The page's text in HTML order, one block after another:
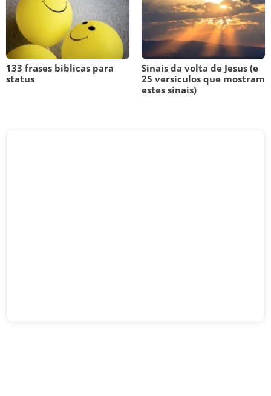
133 frases bíblicas para
status
Sinais da volta de Jesus (e
25 versículos que mostram
estes sinais)